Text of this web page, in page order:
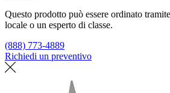
Questo prodotto può essere ordinato
locale o un esperto di classe.
(888) 773-4889
Richiedi un preventivo